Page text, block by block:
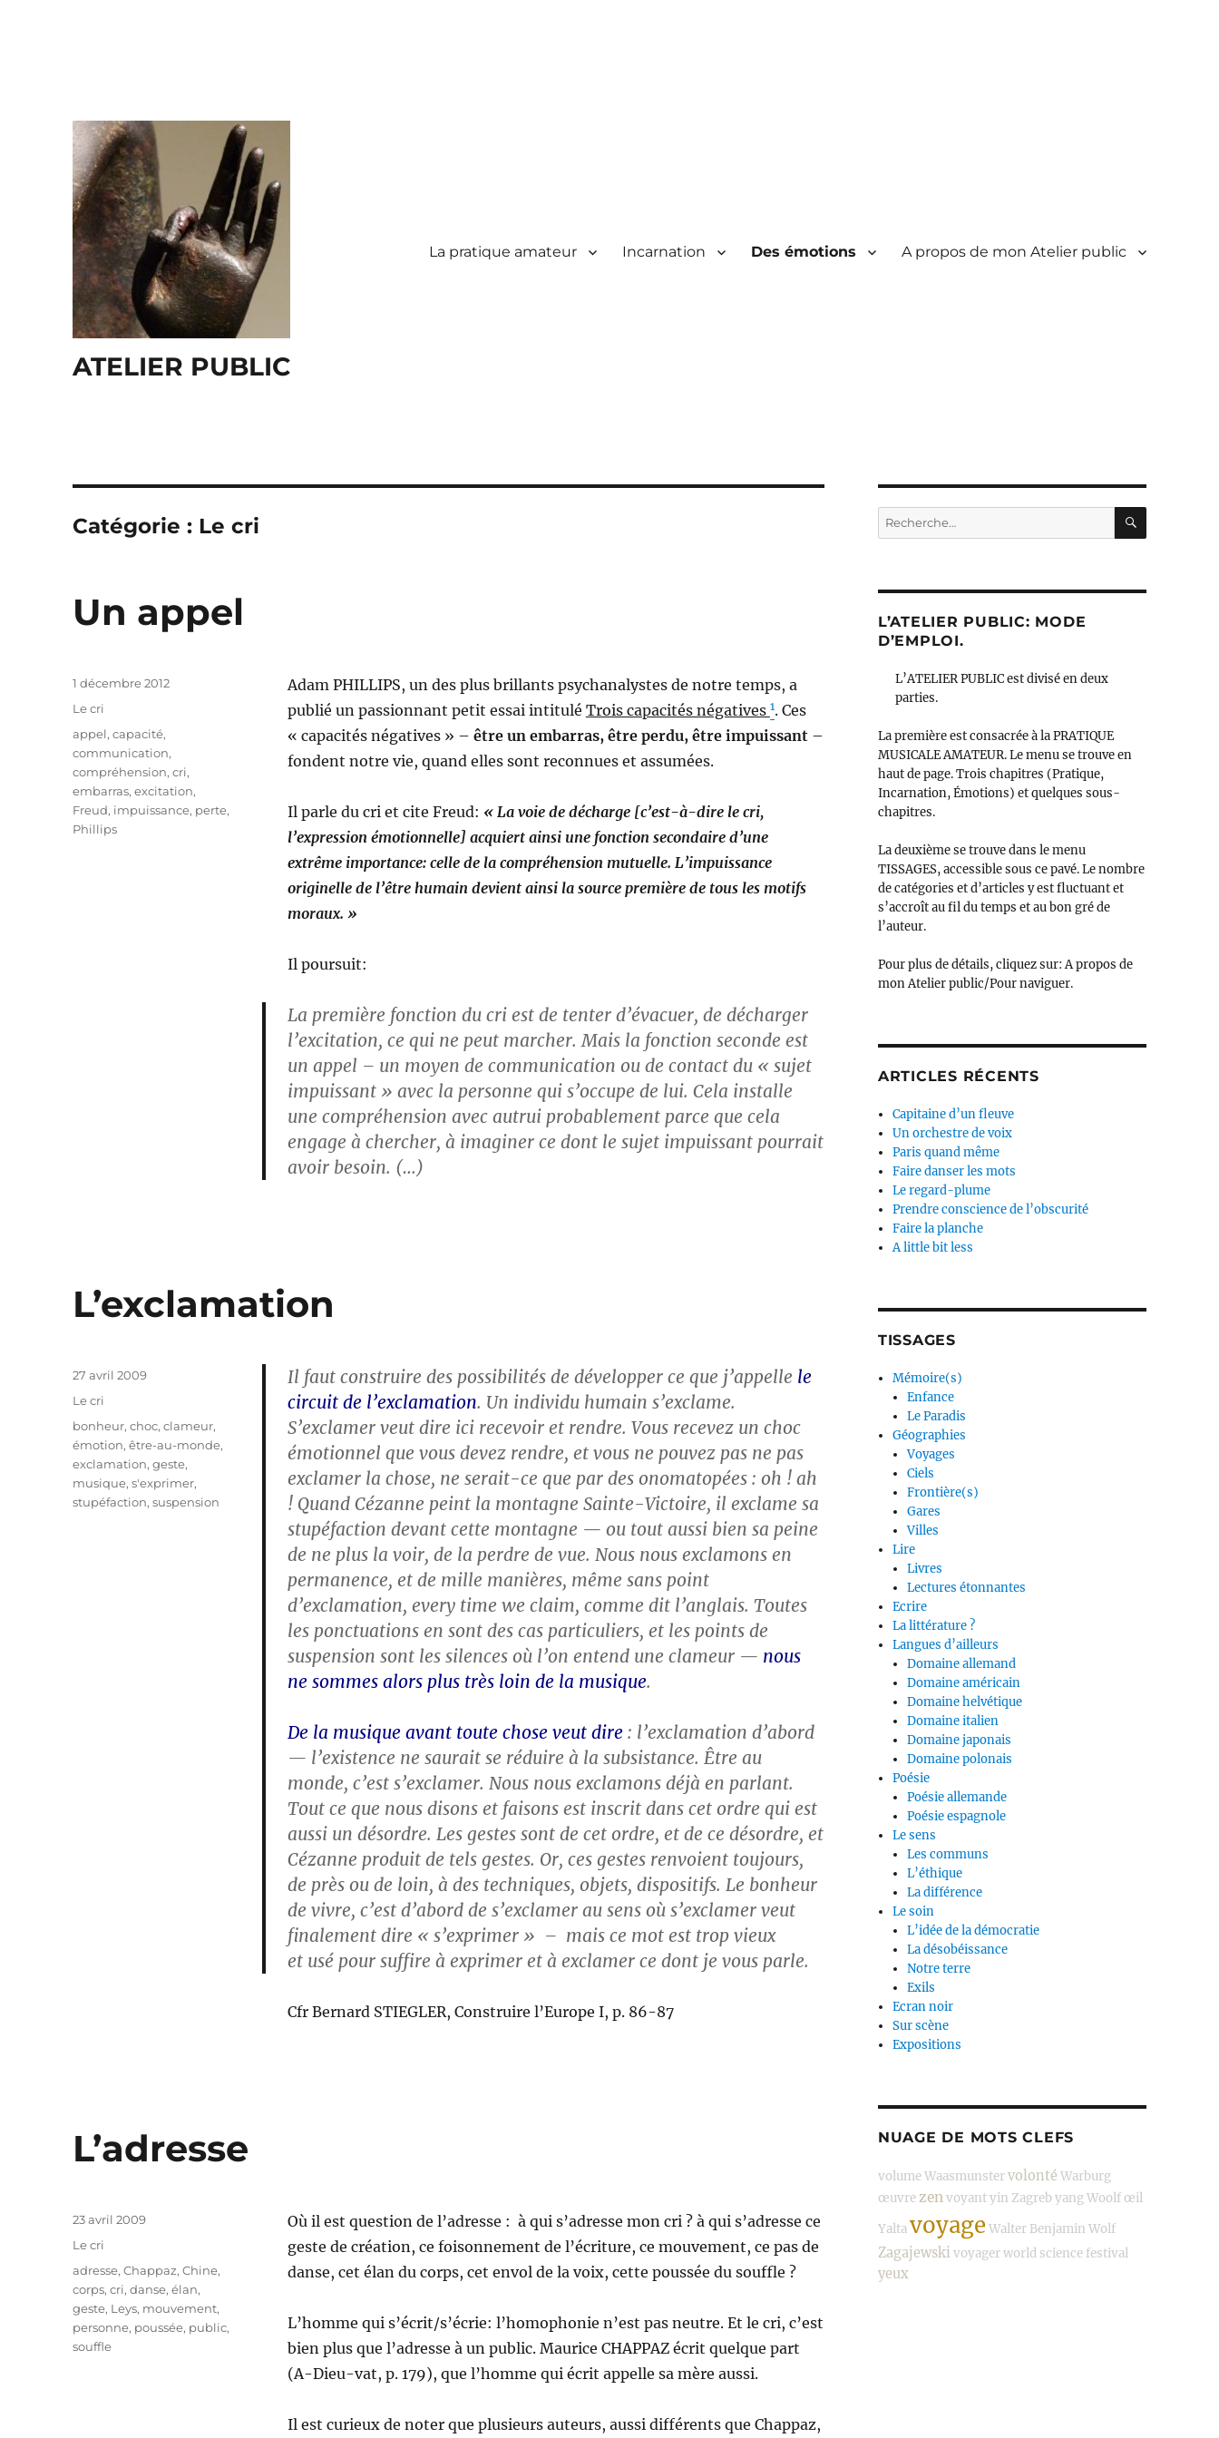
ATELIER PUBLIC
La pratique amateur Incarnation Des émotions A propos de mon Atelier public
Catégorie : Le cri
Un appel
Adam PHILLIPS, un des plus brillants psychanalystes de notre temps, a
publié un passionnant petit essai intitulé Trois capacités négatives 1. Ces
« capacités négatives » – être un embarras, être perdu, être impuissant–
fondent notre vie, quand elles sont reconnues et assumées.
Il parle du cri et cite Freud: « La voie de décharge [c’est-à-dire le cri,
l’expression émotionnelle] acquiert ainsi une fonction secondaire d’une
extrême importance: celle de la compréhension mutuelle. L’impuissance
originelle de l’être humain devient ainsi la source première de tous les motifs
moraux. »
Il poursuit:
La première fonction du cri est de tenter d’évacuer, de décharger
l’excitation, ce qui ne peut marcher. Mais la fonction seconde est
un appel – un moyen de communication ou de contact du « sujet
impuissant » avec la personne qui s’occupe de lui. Cela installe
une compréhension avec autrui probablement parce que cela
engage à chercher, à imaginer ce dont le sujet impuissant pourrait
avoir besoin. (…)
Publié
1 décembre 2012
Catégories
Le cri
Étiquettes
appel,capacité,
communication,
compréhension,cri,
embarras,excitation,
Freud, impuissance, perte,
Phillips
L’exclamation
Il faut construire des possibilités de développer ce que j’appelle le
circuit de l’exclamation. Un individu humain s’exclame.
S’exclamer veut dire ici recevoir et rendre. Vous recevez un choc
émotionnel que vous devez rendre, et vous ne pouvez pas ne pas
exclamer la chose, ne serait-ce que par des onomatopées : oh ! ah
! Quand Cézanne peint la montagne Sainte-Victoire, il exclame sa
stupéfaction devant cette montagne — ou tout aussi bien sa peine
de ne plus la voir, de la perdre de vue. Nous nous exclamons en
permanence, et de mille manières, même sans point
d’exclamation, every time we claim, comme dit l’anglais. Toutes
les ponctuations en sont des cas particuliers, et les points de
suspension sont les silences où l’on entend une clameur — nous
ne sommes alors plus très loin de la musique.
De la musique avant toute chose veut dire: l’exclamation d’abord
— l’existence ne saurait se réduire à la subsistance. Être au
monde, c’est s’exclamer. Nous nous exclamons déjà en parlant.
Tout ce que nous disons et faisons est inscrit dans cet ordre qui est
aussi un désordre. Les gestes sont de cet ordre, et de ce désordre, et
Cézanne produit de tels gestes. Or, ces gestes renvoient toujours,
de près ou de loin, à des techniques, objets, dispositifs. Le bonheur
de vivre, c’est d’abord de s’exclamer au sens où s’exclamer veut
finalement dire « s’exprimer » – mais ce mot est trop vieux
et usé pour suffire à exprimer et à exclamer ce dont je vous parle.
Cfr Bernard STIEGLER, Construire l’Europe I, p. 86-87
Publié
27 avril 2009
Catégories
Le cri
Étiquettes
bonheur,choc,clameur,
émotion,être-au-monde,
exclamation,geste,
musique,s'exprimer,
stupéfaction,suspension
L’adresse
Où il est question de l’adresse : à qui s’adresse mon cri ? à qui s’adresse ce
geste de création, ce foisonnement de l’écriture, ce mouvement, ce pas de
danse, cet élan du corps, cet envol de la voix, cette poussée du souffle ?
L’homme qui s’écrit/s’écrie: l’homophonie n’est pas neutre. Et le cri, c’est
bien plus que l’adresse à un public. Maurice CHAPPAZ écrit quelque part
(A-Dieu-vat, p. 179), que l’homme qui écrit appelle sa mère aussi.
Il est curieux de noter que plusieurs auteurs, aussi différents que Chappaz,
Publié
23 avril 2009
Catégories
Le cri
Étiquettes
adresse,Chappaz,Chine,
corps,cri,danse,élan,
geste, Leys, mouvement,
personne, poussée, public,
souffle
Recherche
pour :
L’ATELIER PUBLIC: MODE
D’EMPLOI.
L’ATELIER PUBLIC est divisé en deux
parties.
La première est consacrée à la PRATIQUE
MUSICALE AMATEUR. Le menu se trouve en
haut de page. Trois chapitres (Pratique,
Incarnation, Émotions) et quelques sous-
chapitres.
La deuxième se trouve dans le menu
TISSAGES, accessible sous ce pavé. Le nombre
de catégories et d’articles y est fluctuant et
s’accroît au fil du temps et au bon gré de
l’auteur.
Pour plus de détails, cliquez sur: A propos de
mon Atelier public/Pour naviguer.
ARTICLES RÉCENTS
Capitaine d’un fleuve
Un orchestre de voix
Paris quand même
Faire danser les mots
Le regard-plume
Prendre conscience de l’obscurité
Faire la planche
A little bit less
TISSAGES
Mémoire(s)
Enfance
Le Paradis
Géographies
Voyages
Ciels
Frontière(s)
Gares
Villes
Lire
Livres
Lectures étonnantes
Ecrire
La littérature ?
Langues d’ailleurs
Domaine allemand
Domaine américain
Domaine helvétique
Domaine italien
Domaine japonais
Domaine polonais
Poésie
Poésie allemande
Poésie espagnole
Le sens
Les communs
L’éthique
La différence
Le soin
L’idée de la démocratie
La désobéissance
Notre terre
Exils
Ecran noir
Sur scène
Expositions
NUAGE DE MOTS CLEFS
volumeWaasmunstervolonté Warburg
œuvrezenvoyantyin ZagrebyangWoolf œil
Yaltavoyage Walter Benjamin Wolf
Zagajewskivoyagerworld science festival
yeux